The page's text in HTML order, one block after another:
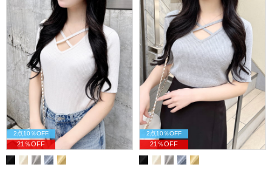
2点10％OFF
21％OFF
2点10％OFF
21％OFF